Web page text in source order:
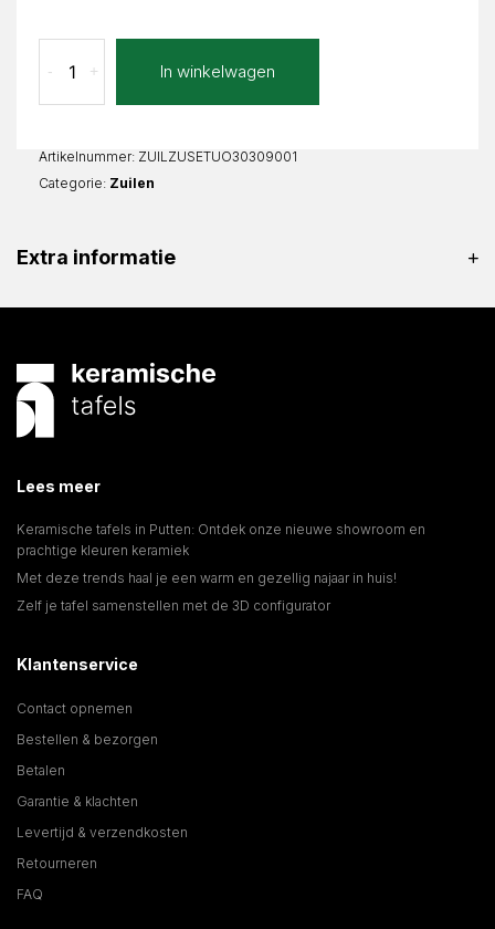
Zuil
set
aantal
+
- In winkelwagen
Artikelnummer: ZUILZUSETUO30309001
Categorie: Zuilen
Extra informatie
Lees meer
Keramische tafels in Putten: Ontdek onze nieuwe showroom en
prachtige kleuren keramiek
Met deze trends haal je een warm en gezellig najaar in huis!
Zelf je tafel samenstellen met de 3D configurator
Klantenservice
Contact opnemen
Bestellen & bezorgen
Betalen
Garantie & klachten
Levertijd & verzendkosten
Retourneren
FAQ